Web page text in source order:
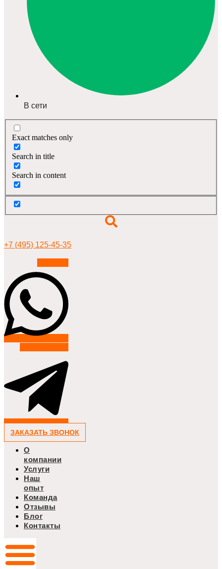
В сети
Exact matches only
Search in title
Search in content
+7 (495) 125-45-35
ЗАКАЗАТЬ ЗВОНОК
О
компании
Услуги
Наш
опыт
Команда
Отзывы
Блог
Контакты